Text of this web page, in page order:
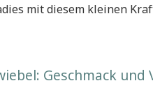
mit diesem kleinen
Geschmack und